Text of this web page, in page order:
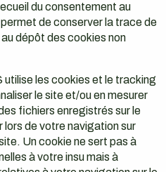
du consentement au
de conserver la trace de
dépôt des cookies non
les cookies et le tracking
le site et/ou en mesurer
fichiers enregistrés sur le
lors de votre navigation sur
Un cookie ne sert pas à
à votre insu mais à